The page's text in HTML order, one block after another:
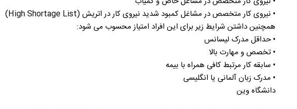
• نیروی کار متخصص در مشاغل کمبود شدید نیروی کار در اتریش (High Shortage List)
همچنین داشتن شرایط زیر برای این افراد امتیاز محسوب می شود:
• حداقل مدرک لیسانس
• تخصص و مهارت بالا
• سابقه کار مرتبط کافی همراه با بیمه
• مدرک زبان آلمانی یا انگلیسی
دانشگاه وین